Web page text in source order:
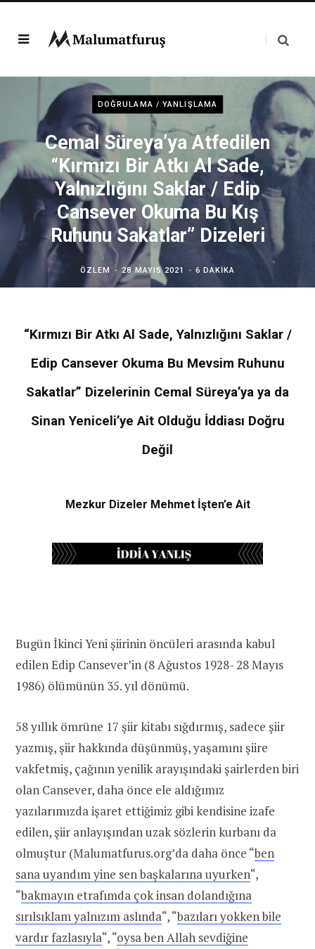
DOĞRULAMA / YANLIŞLAMA
Cemal Süreya’ya Atfedilen
“Kırmızı Bir Atkı Al Sade,
Yalnızlığını Saklar / Edip
Cansever Okuma Bu Kış
Ruhunu Sakatlar” Dizeleri
ÖZLEM 28 MAYIS 2021 6 DAKIKA
“Kırmızı Bir Atkı Al Sade, Yalnızlığını Saklar /
Edip Cansever Okuma Bu Mevsim Ruhunu
Sakatlar” Dizelerinin Cemal Süreya’ya ya da
Sinan Yeniceli’ye Ait Olduğu İddiası Doğru
Değil
Mezkur Dizeler Mehmet İşten’e Ait
Bugün İkinci Yeni şiirinin öncüleri arasında kabul
edilen Edip Cansever’in (8 Ağustos 1928- 28 Mayıs
1986) ölümünün 35. yıl dönümü.
58 yıllık ömrüne 17 şiir kitabı sığdırmış, sadece şiir
yazmış, şiir hakkında düşünmüş, yaşamını şiire
vakfetmiş, çağının yenilik arayışındaki şairlerden biri
olan Cansever, daha önce ele aldığımız
yazılarımızda işaret ettiğimiz gibi kendisine izafe
edilen, şiir anlayışından uzak sözlerin kurbanı da
olmuştur (Malumatfurus.org’da daha önce “ben
sana uyandım yine sen başkalarına uyurken“,
“bakmayın etrafımda çok insan dolandığına
sırılsıklam yalnızım aslında“, “bazıları yokken bile
vardır fazlasıyla“, “oysa ben Allah sevdiğine